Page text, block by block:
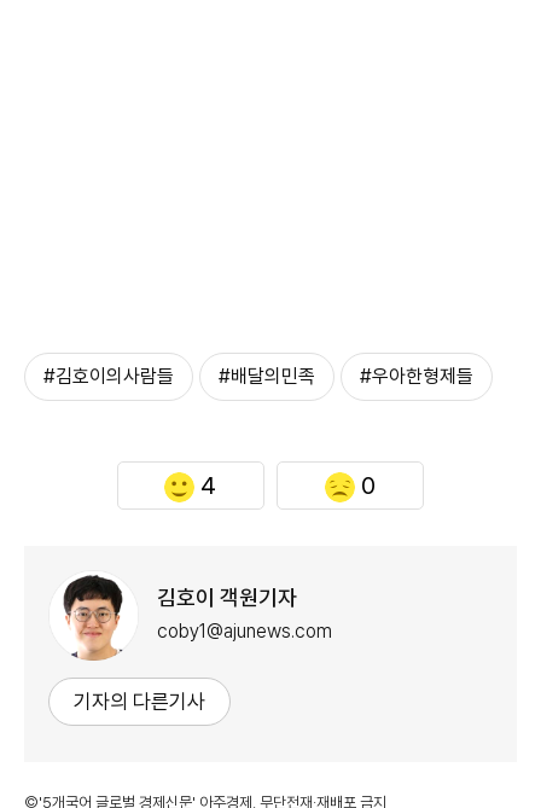
#김호이의사람들 #배달의민족 #우아한형제들
4 0
김호이 객원기자
coby1@ajunews.com
기자의 다른기사
©'5개국어 글로벌 경제신문' 아주경제. 무단전재·재배포 금지